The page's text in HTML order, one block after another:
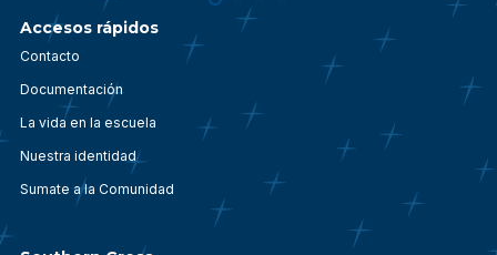
Accesos rápidos
Contacto
Documentación
La vida en la escuela
Nuestra identidad
Sumate a la Comunidad